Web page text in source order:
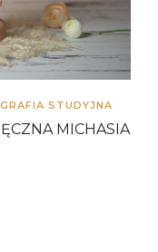
STUDYJNA
MICHASIA